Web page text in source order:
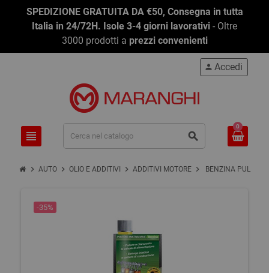
SPEDIZIONE GRATUITA DA €50, Consegna in tutta
Italia in 24/72H. Isole 3-4 giorni lavorativi - Oltre
3000 prodotti a prezzi convenienti
view_headline search
person Accedi
0
chevron_right AUTO chevron_right OLIO E ADDITIVI chevron_right ADDITIVI MOTORE chevron_right BENZINA
-35%